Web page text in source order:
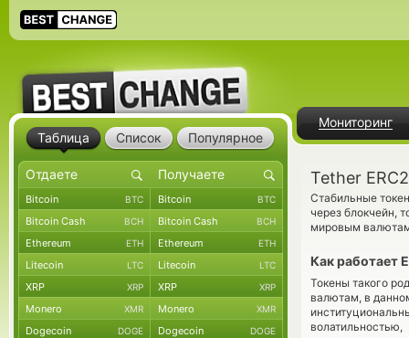
Мониторинг
Tether
Стабильные
через блокчейн,
мировым валютам
Как работает
Токены такого
валютам, в
волатильностью,
Таблица Список Популярное
Bitcoin BTC Bitcoin BTC
Bitcoin Cash BCH Bitcoin Cash BCH
Ethereum ETH Ethereum ETH
Litecoin LTC Litecoin LTC
XRP XRP XRP XRP
Monero XMR Monero XMR
Dogecoin DOGE Dogecoin DOGE